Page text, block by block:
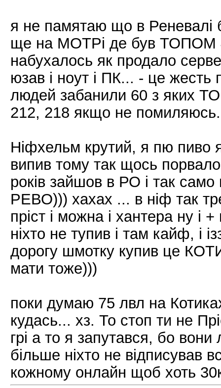
я не памятаю що в Реневалі
ще на МОТРі де був ТОПОМ
набухалось як продало
юзав і ноут і ПК... - це жесть
людей забанили 60 з яких
212, 218 якщо не помиляюсь.
Ніфхельм крутий, я пю пиво
випив тому так щось
років зайшов в РО і так
РЕВО))) хахах ... в ніф так
пріст і можна і хантера ну
ніхто не тупив і там кайф, і
дорогу шмотку купив це
мати тоже)))
поки думаю 75 лвл на
кудась... хз. То стоп ти не
грі а то я запутався, бо
більше ніхто не відписував
кожному онлайн щоб хоть